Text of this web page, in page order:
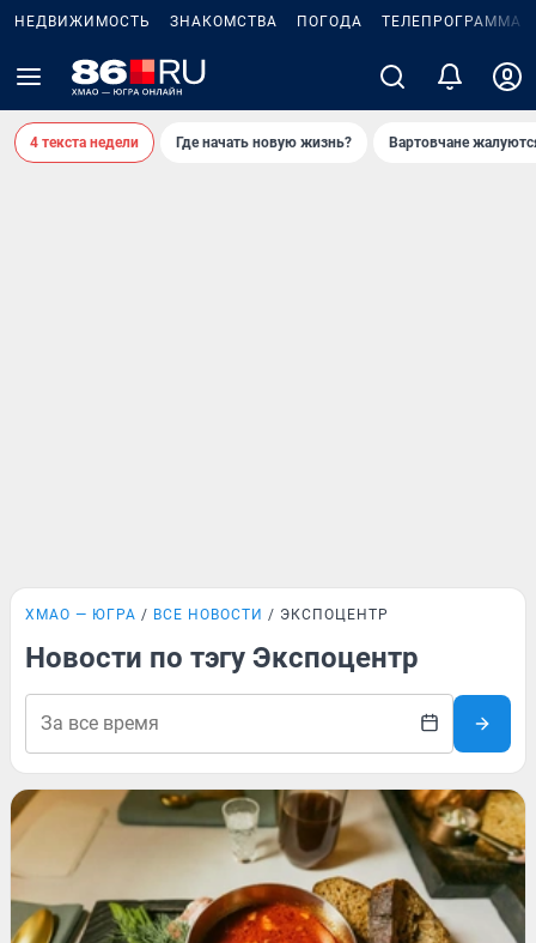
НЕДВИЖИМОСТЬ ЗНАКОМСТВА ПОГОДА ТЕЛЕПРОГРАММА
4 текста недели Где начать новую жизнь? Вартовчане
ХМАО — ЮГРА ВСЕ НОВОСТИ ЭКСПОЦЕНТР
Новости по тэгу Экспоцентр